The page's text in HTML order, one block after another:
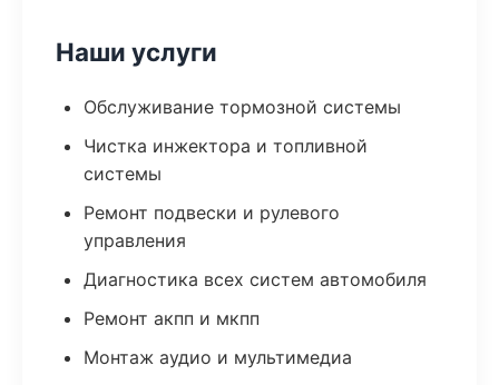
Наши услуги
Обслуживание тормозной системы
Чистка инжектора и топливной
системы
Ремонт подвески и рулевого
управления
Диагностика всех систем автомобиля
Ремонт акпп и мкпп
Монтаж аудио и мультимедиа